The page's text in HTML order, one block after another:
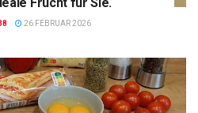
26 FEBRUAR 2026